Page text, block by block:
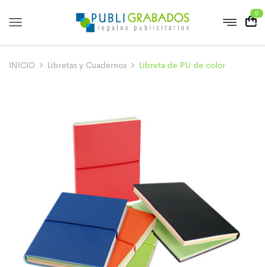
0
INICIO Libretas y Cuadernos Libreta de PU de color